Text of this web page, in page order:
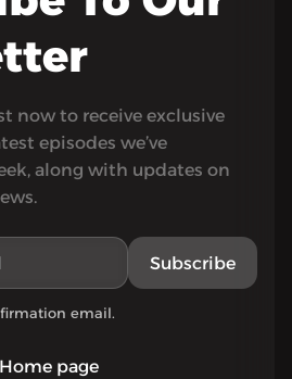
Home page
now to receive exclusive
episodes we’ve
along with updates on
Subscribe
email.